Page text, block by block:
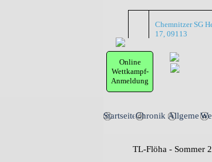
Chemnitzer SG
17, 09113
Online
Wettkampf-
Anmeldung
StartseiteChronik Allgemein
TL-Flöha - Sommer